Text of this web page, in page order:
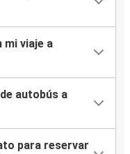
mi viaje a
autobús a
para reservar